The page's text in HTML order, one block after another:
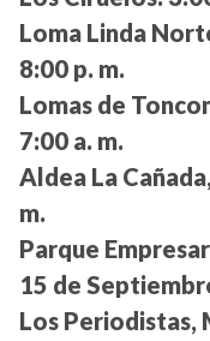
Loma Linda
8:00 p. m.
Lomas de
7:00 a. m.
Aldea La
m.
Parque
15 de
Los Periodistas,